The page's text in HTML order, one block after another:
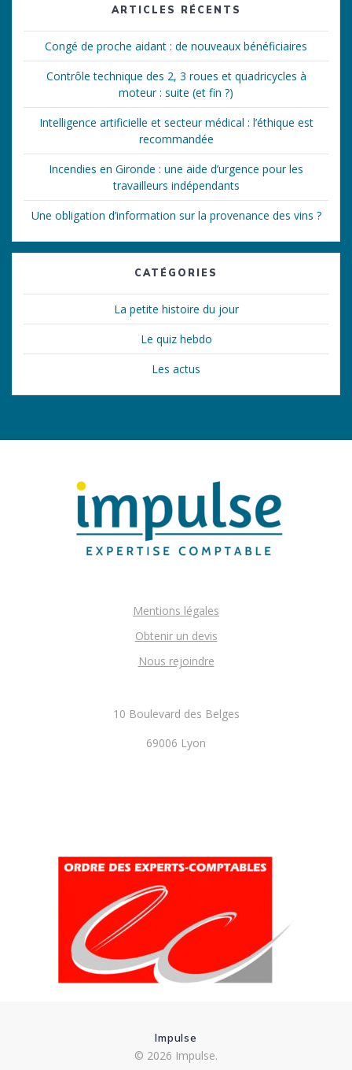
ARTICLES RÉCENTS
Congé de proche aidant : de nouveaux bénéficiaires
Contrôle technique des 2, 3 roues et quadricycles à
moteur : suite (et fin ?)
Intelligence artificielle et secteur médical : l’éthique est
recommandée
Incendies en Gironde : une aide d’urgence pour les
travailleurs indépendants
Une obligation d’information sur la provenance des vins ?
CATÉGORIES
La petite histoire du jour
Le quiz hebdo
Les actus
Mentions légales
Obtenir un devis
Nous rejoindre
10 Boulevard des Belges
69006 Lyon
Impulse
© 2026 Impulse.